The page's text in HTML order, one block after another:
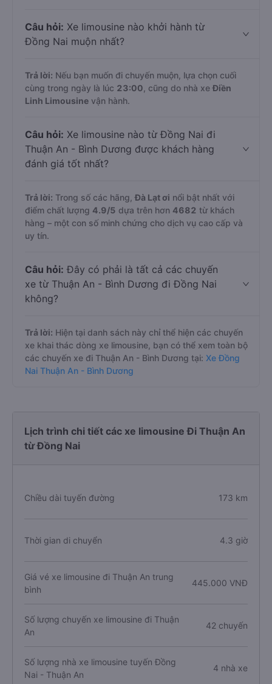
Câu hỏi: Xe limousine nào khởi hành từ
Đồng Nai muộn nhất?
Trả lời: Nếu bạn muốn đi chuyến muộn, lựa chọn cuối
cùng trong ngày là lúc 23:00 , cũng do nhà xeĐiền
Linh Limousine vận hành.
Câu hỏi: Xe limousine nào từ Đồng Nai đi
Thuận An - Bình Dương được khách hàng
đánh giá tốt nhất?
Trả lời: Trong số các hãng,Đà Lạt ơi nổi bật nhất với
điểm chất lượng 4.9/5 dựa trên hơn 4682 từ khách
hàng – một con số minh chứng cho dịch vụ cao cấp và
uy tín.
Câu hỏi: Đây có phải là tất cả các chuyến
xe từ Thuận An - Bình Dương đi Đồng Nai
không?
Trả lời: Hiện tại danh sách này chỉ thể hiện các chuyến
xe khai thác dòng xe limousine, bạn có thể xem toàn bộ
các chuyến xe đi Thuận An - Bình Dương tại: Xe Đồng
Nai Thuận An - Bình Dương
Lịch trình chi tiết các xe limousine Đi Thuận An
từ Đồng Nai
Chiều dài tuyến đường 173 km
Thời gian di chuyển 4.3 giờ
Giá vé xe limousine đi Thuận An trung
bình
445.000 VNĐ
Số lượng chuyến xe limousine đi Thuận
An
42 chuyến
Số lượng nhà xe limousine tuyến Đồng
Nai - Thuận An
4 nhà xe